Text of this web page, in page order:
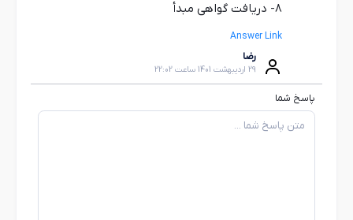
۸- دریافت گواهی مبدأ
Answer Link
رضا
29 اردیبهشت 1401 ساعت 22:02
پاسخ شما